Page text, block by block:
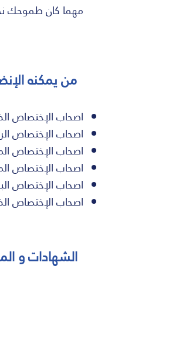
مهما كان طموحك
من يمكنه
اصحاب الإختصاص
اصحاب الإختصاص
اصحاب الإختصاص
اصحاب الإختصاص
اصحاب الإختصاص
اصحاب الإختصاص
: الشهادات و